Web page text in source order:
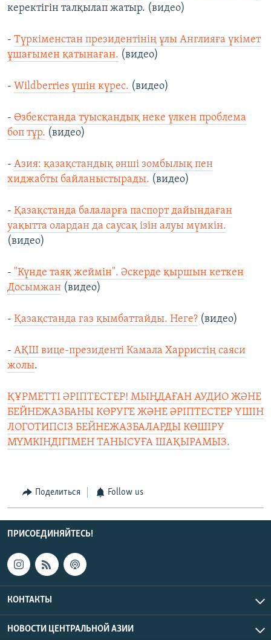
керектігін талқылап жатыр. (видео)
- Түркіменстан президентінің ұлы Англияға үкімет
ұшағымен қатынаған. (видео)
- Wildberries үшін күрес. (видео)
- Өзбекстанда туысқандық неке үлкен проблема
боп тұр. (видео)
- Азия: қазақстандық әнші зомбылық пен
хиджабты байланыстырады. (видео)
- Қазақстанда балаларға паспорт дайындаған
уақытта олардан да саусақ ізін алуы мүмкін.
(видео)
- "Күнде таяқ жеймін". Әскерде қыршын кеткен
Досымжан (видео)
- Қазақстанда газ қымбаттайды. Неге? (видео)
- АҚШ вице-президенті Камала Харристің саяси
жолы.
ҚҰРМЕТТІ ӘРІПТЕСТЕР! МЫҢДАҒАН АУДИО ЖӘНЕ
БЕЙНЕЖАЗБАНЫ КӨРУГЕ ЖӘНЕ ӘРІПТЕСТЕР ҮШІН
ЛОГОТИПСІЗ БЕЙНЕЖАЗБАЛАРДЫ КӨШІРУ
МҮМКІНДІГІМЕН ТАНЫСУҒА ШАҚЫРАМЫЗ.
Поделиться Follow us
ПРИСОЕДИНЯЙТЕСЬ!
КОНТАКТЫ
НОВОСТИ ЦЕНТРАЛЬНОЙ АЗИИ